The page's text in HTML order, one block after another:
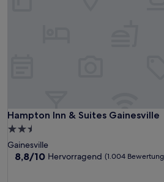
Hampton Inn & Suites Gainesville
Hampton Inn & Suites Gainesville
2.5-
Sterne-
Unterkunft
Gainesville
8.8
8,8/10 Hervorragend (1.004